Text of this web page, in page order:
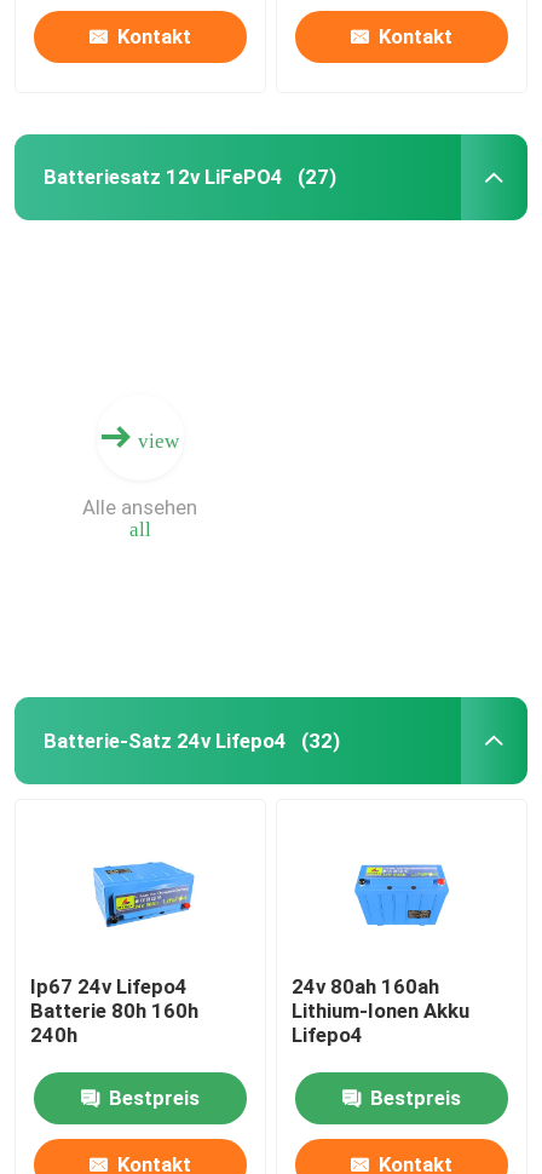
Kontakt Kontakt
Batteriesatz 12v LiFePO4 (27)
view
all
Alle ansehen
Batterie-Satz 24v Lifepo4 (32)
Ip67 24v Lifepo4
Batterie 80h 160h
240h
Bestpreis
Kontakt
24v 80ah 160ah
Lithium-Ionen Akku
Lifepo4
Bestpreis
Kontakt